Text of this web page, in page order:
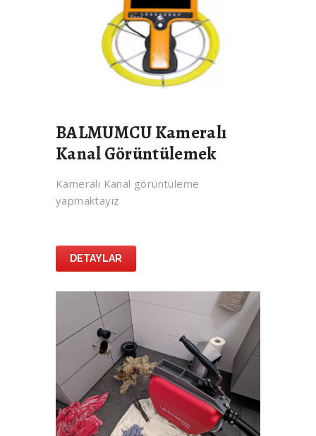
BALMUMCU Kameralı
Kanal Görüntülemek
Kameralı Kanal görüntüleme
yapmaktayız
DETAYLAR